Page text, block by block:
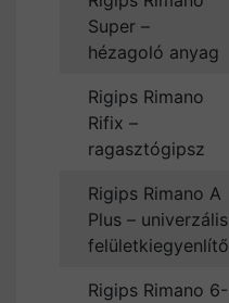
Super –
hézagoló anyag
Rigips Rimano
Rifix –
ragasztógipsz
Rigips Rimano A
Plus – univerzális
felületkiegyenlítő
Rigips Rimano 6-